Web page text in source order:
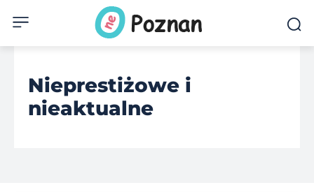
Nieprestiżowe i
nieaktualne